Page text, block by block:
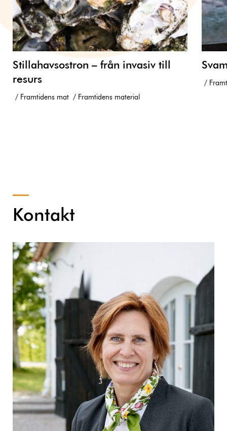
Stillahavsostron – från invasiv till
resurs
Framtidens mat Framtidens material
Kontakt